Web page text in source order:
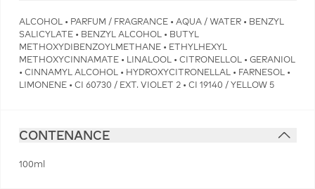
ALCOHOL • PARFUM / FRAGRANCE • AQUA / WATER • BENZYL
SALICYLATE • BENZYL ALCOHOL • BUTYL
METHOXYDIBENZOYLMETHANE • ETHYLHEXYL
METHOXYCINNAMATE • LINALOOL • CITRONELLOL • GERANIOL
• CINNAMYL ALCOHOL • HYDROXYCITRONELLAL • FARNESOL •
LIMONENE • CI 60730 / EXT. VIOLET 2 • CI 19140 / YELLOW 5
CONTENANCE
100ml